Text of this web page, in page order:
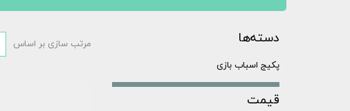
دسته‌ها
پکیج اسباب بازی
قیمت
مرتب سازی بر اساس